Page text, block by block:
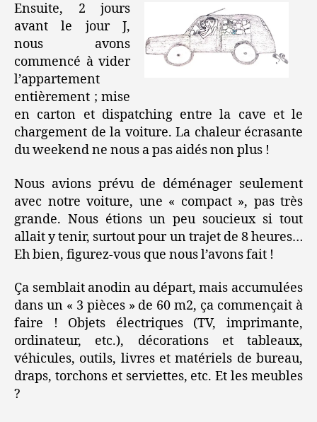
Ensuite, 2 jours
avant le jour J,
nous avons
commencé à vider
l’appartement
entièrement ; mise
en carton et dispatching entre la cave et le
chargement de la voiture. La chaleur écrasante
du weekend ne nous a pas aidés non plus !
Nous avions prévu de déménager seulement
avec notre voiture, une « compact », pas très
grande. Nous étions un peu soucieux si tout
allait y tenir, surtout pour un trajet de 8 heures…
Eh bien, figurez-vous que nous l’avons fait !
Ça semblait anodin au départ, mais accumulées
dans un « 3 pièces » de 60 m2, ça commençait à
faire ! Objets électriques (TV, imprimante,
ordinateur, etc.), décorations et tableaux,
véhicules, outils, livres et matériels de bureau,
draps, torchons et serviettes, etc. Et les meubles
?